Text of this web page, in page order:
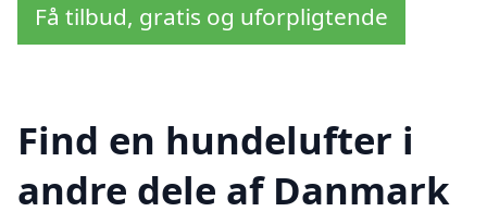
Få tilbud, gratis og uforpligtende
Find en hundelufter i
andre dele af Danmark